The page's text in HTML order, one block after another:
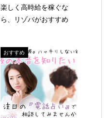
楽しく高時給を稼ぐな
ら、リゾバがおすすめ
おすすめ